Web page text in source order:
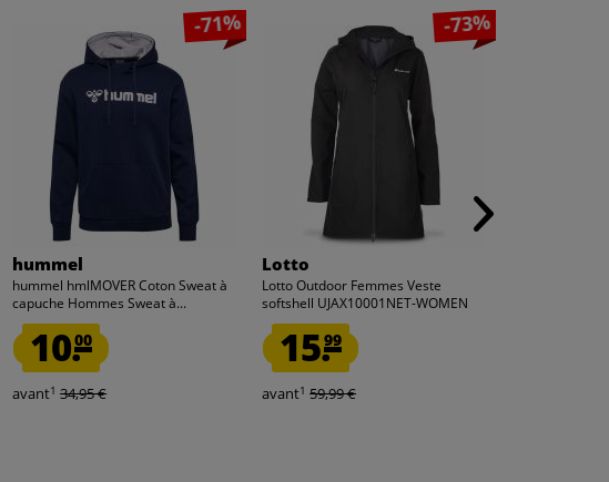
-71%
hummel
hummel hmlMOVER Coton Sweat à
capuche Hommes Sweat à...
10.00
avant1 34,95 €
-73%
Lotto
Lotto Outdoor Femmes Veste
softshell UJAX10001NET-WOMEN
15.99
avant1 59,99 €